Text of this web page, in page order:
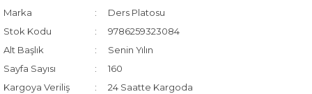
Marka
Ders Platosu
Stok Kodu
9786259323084
Alt Başlık
Senin Yılın
Sayfa Sayısı
160
Kargoya Veriliş
24 Saatte Kargoda